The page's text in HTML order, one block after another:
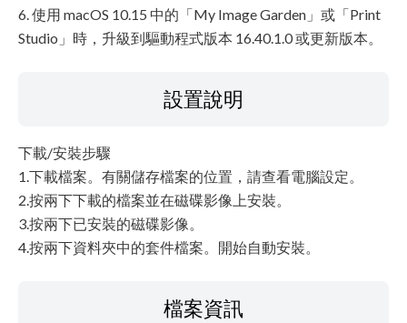
6. 使用 macOS 10.15 中的「My Image Garden」或「Print
Studio」時，升級到驅動程式版本 16.40.1.0 或更新版本。
設置說明
下載/安裝步驟
1.下載檔案。有關儲存檔案的位置，請查看電腦設定。
2.按兩下下載的檔案並在磁碟影像上安裝。
3.按兩下已安裝的磁碟影像。
4.按兩下資料夾中的套件檔案。開始自動安裝。
檔案資訊